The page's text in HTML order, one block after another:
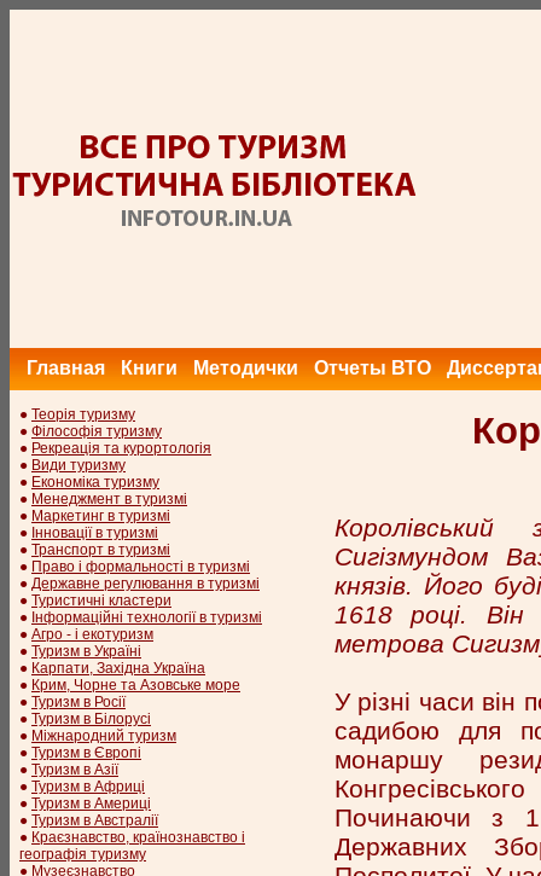
Главная Книги Методички Отчеты ВТО
● Теорія туризму
● Філософія туризму
● Рекреація та курортологія
● Види туризму
● Економіка туризму
● Менеджмент в туризмі
● Маркетинг в туризмі
● Інновації в туризмі
● Транспорт в туризмі
● Право і формальності в туризмі
● Державне регулювання в туризмі
● Туристичні кластери
● Інформаційні технології в туризмі
● Агро - і екотуризм
● Туризм в Україні
● Карпати, Західна Україна
● Крим, Чорне та Азовське море
● Туризм в Росії
● Туризм в Білорусі
● Міжнародний туризм
● Туризм в Європі
● Туризм в Азії
● Туризм в Африці
● Туризм в Америці
● Туризм в Австралії
● Краєзнавство, країнознавство і
географія туризму
● Музеєзнавство
Сигізмундом
князів. Його
1618 році.
метрова
У різні часи він
садибою для
монаршу
Починаючи з
Державних